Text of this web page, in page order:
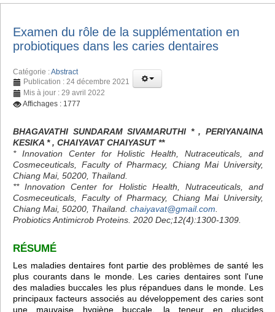
Examen du rôle de la supplémentation en
probiotiques dans les caries dentaires
Catégorie :Abstract
Publication : 24 décembre 2021
Mis à jour : 29 avril 2022
Affichages : 1777
BHAGAVATHI SUNDARAM SIVAMARUTHI * , PERIYANAINA
KESIKA * , CHAIYAVAT CHAIYASUT **
* Innovation Center for Holistic Health, Nutraceuticals, and
Cosmeceuticals, Faculty of Pharmacy, Chiang Mai University,
Chiang Mai, 50200, Thailand.
** Innovation Center for Holistic Health, Nutraceuticals, and
Cosmeceuticals, Faculty of Pharmacy, Chiang Mai University,
Chiang Mai, 50200, Thailand. chaiyavat@gmail.com
Probiotics Antimicrob Proteins. 2020 Dec;12(4):1300-1309.
RÉSUMÉ
Les maladies dentaires font partie des problèmes de santé les
plus courants dans le monde. Les caries dentaires sont l'une
des maladies buccales les plus répandues dans le monde. Les
principaux facteurs associés au développement des caries sont
une mauvaise hygiène buccale, la teneur en glucides